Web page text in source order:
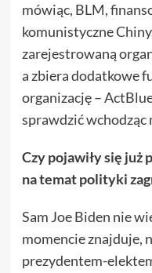
mówiąc, BLM,
komunistyczne
zarejestrowaną
a zbiera dodatkowe
organizację –
sprawdzić
Czy pojawiły się już
na temat polityki
Sam Joe Biden nie
momencie znajduje,
prezydentem-